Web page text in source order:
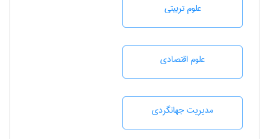
علوم تربيتی
علوم اقتصادی
مديريت جهانگردی